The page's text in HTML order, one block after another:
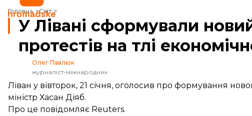
Головна Світ
У Лівані сформували новий уряд після місяців протестів на тлі економічної
У Лівані сформували
протестів на тлі
Олег Павлюк
журналіст-міжнародник
Ліван у вівторок, 21 січня, оголосив про формування
міністр Хасан Діяб.
Про це повідомляє Reuters.